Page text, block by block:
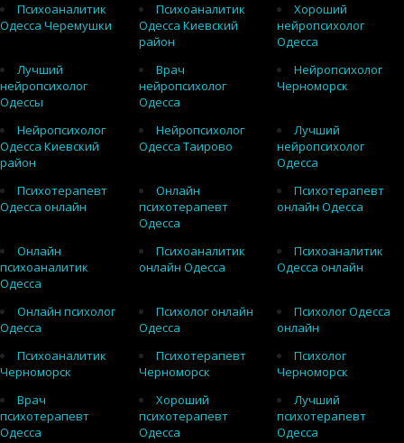
Психоаналитик
Одесса Черемушки
Психоаналитик
Одесса Киевский
район
Хороший
нейропсихолог
Одесса
Лучший
нейропсихолог
Одессы
Врач
нейропсихолог
Одесса
Нейропсихолог
Черноморск
Нейропсихолог
Одесса Киевский
район
Нейропсихолог
Одесса Таирово
Лучший
нейропсихолог
Одесса
Психотерапевт
Одесса онлайн
Онлайн
психотерапевт
Одесса
Психотерапевт
онлайн Одесса
Онлайн
психоаналитик
Одесса
Психоаналитик
онлайн Одесса
Психоаналитик
Одесса онлайн
Онлайн психолог
Одесса
Психолог онлайн
Одесса
Психолог Одесса
онлайн
Психоаналитик
Черноморск
Психотерапевт
Черноморск
Психолог
Черноморск
Врач
психотерапевт
Одесса
Хороший
психотерапевт
Одесса
Лучший
психотерапевт
Одесса